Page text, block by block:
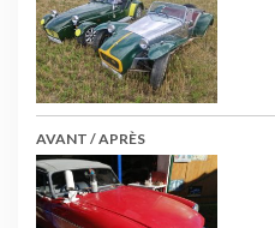
AVANT / APRÈS